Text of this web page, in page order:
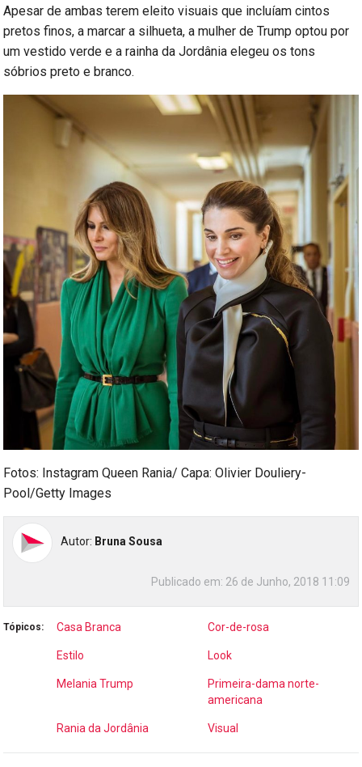
Apesar de ambas terem eleito visuais que incluíam cintos
pretos finos, a marcar a silhueta, a mulher de Trump optou por
um vestido verde e a rainha da Jordânia elegeu os tons
sóbrios preto e branco.
Fotos: Instagram Queen Rania/ Capa: Olivier Douliery-
Pool/Getty Images
Autor: Bruna Sousa
Publicado em: 26 de Junho, 2018 11:09
Tópicos: Casa Branca Cor-de-rosa
Estilo Look
Melania Trump
Primeira-dama norte-
americana
Rania da Jordânia Visual